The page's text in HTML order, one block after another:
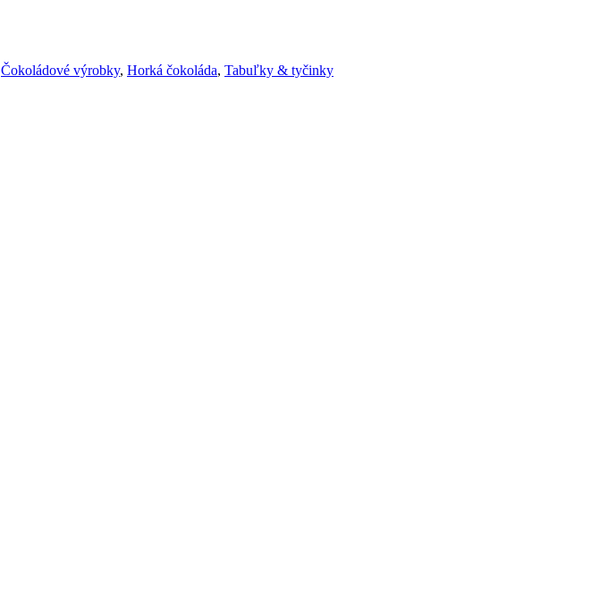
Čokoládové výrobky, Horká čokoláda, Tabuľky & tyčinky